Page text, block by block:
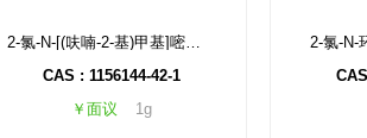
2-氯-N-[(呋喃-2-基)甲基]嘧啶-5-磺酰胺
CAS : 1156144-42-1
￥面议
1g
2-氯-N-